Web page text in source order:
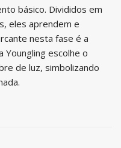
básico. Divididos em
eles aprendem e
nesta fase é a
Youngling escolhe o
de luz, simbolizando